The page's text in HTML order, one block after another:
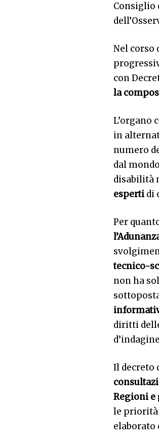
Consiglio
Nel corso
con
la
L’organo
in
numero
dal
disabilità
esperti di
Per
tecnico-
non ha
diritti
Il decreto
Regioni
le priorità
elaborato